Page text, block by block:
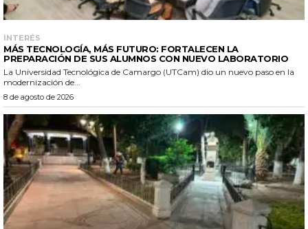
INTERÉS
MÁS TECNOLOGÍA, MÁS FUTURO: FORTALECEN LA
PREPARACIÓN DE SUS ALUMNOS CON NUEVO LABORATORIO
La Universidad Tecnológica de Camargo (UTCam) dio un nuevo paso en la
modernización de...
8 de agosto de 2026